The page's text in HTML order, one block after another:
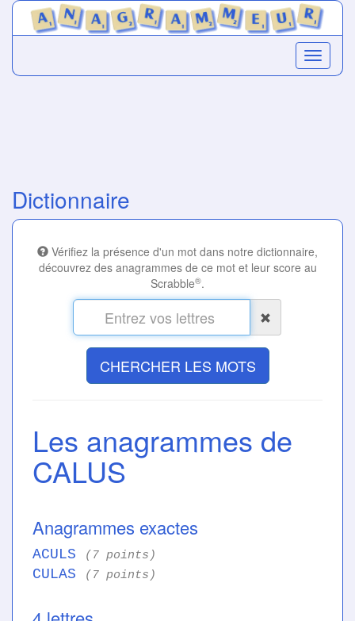
Dictionnaire
Vérifiez la présence d'un mot dans notre dictionnaire,
découvrez des anagrammes de ce mot et leur score au
Scrabble®.
CHERCHER LES MOTS
Les anagrammes de
CALUS
Anagrammes exactes
ACULS (7 points)
CULAS (7 points)